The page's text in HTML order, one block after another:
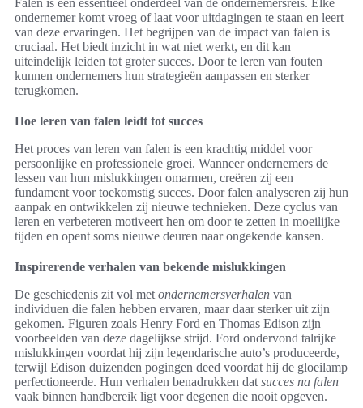
ondernemer komt vroeg of laat voor uitdagingen te staan en leert
van deze ervaringen. Het begrijpen van de impact van falen is
cruciaal. Het biedt inzicht in wat niet werkt, en dit kan
uiteindelijk leiden tot groter succes. Door te leren van fouten
kunnen ondernemers hun strategieën aanpassen en sterker
terugkomen.
Hoe leren van falen leidt tot succes
Het proces van leren van falen is een krachtig middel voor
persoonlijke en professionele groei. Wanneer ondernemers de
lessen van hun mislukkingen omarmen, creëren zij een
fundament voor toekomstig succes. Door falen analyseren zij hun
aanpak en ontwikkelen zij nieuwe technieken. Deze cyclus van
leren en verbeteren motiveert hen om door te zetten in moeilijke
tijden en opent soms nieuwe deuren naar ongekende kansen.
Inspirerende verhalen van bekende mislukkingen
De geschiedenis zit vol met ondernemersverhalen van
individuen die falen hebben ervaren, maar daar sterker uit zijn
gekomen. Figuren zoals Henry Ford en Thomas Edison zijn
voorbeelden van deze dagelijkse strijd. Ford ondervond talrijke
mislukkingen voordat hij zijn legendarische auto’s produceerde,
terwijl Edison duizenden pogingen deed voordat hij de gloeilamp
perfectioneerde. Hun verhalen benadrukken dat succes na falen
vaak binnen handbereik ligt voor degenen die nooit opgeven.